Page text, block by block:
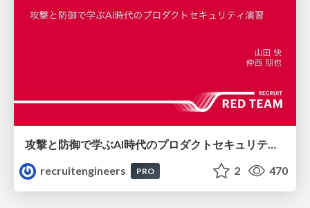
recruitengineers
PRO 2 470